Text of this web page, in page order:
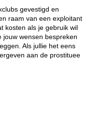
gevestigd en
raam van een exploitant
kosten als je gebruik wil
jouw wensen bespreken
Als jullie het eens
aan de prostituee